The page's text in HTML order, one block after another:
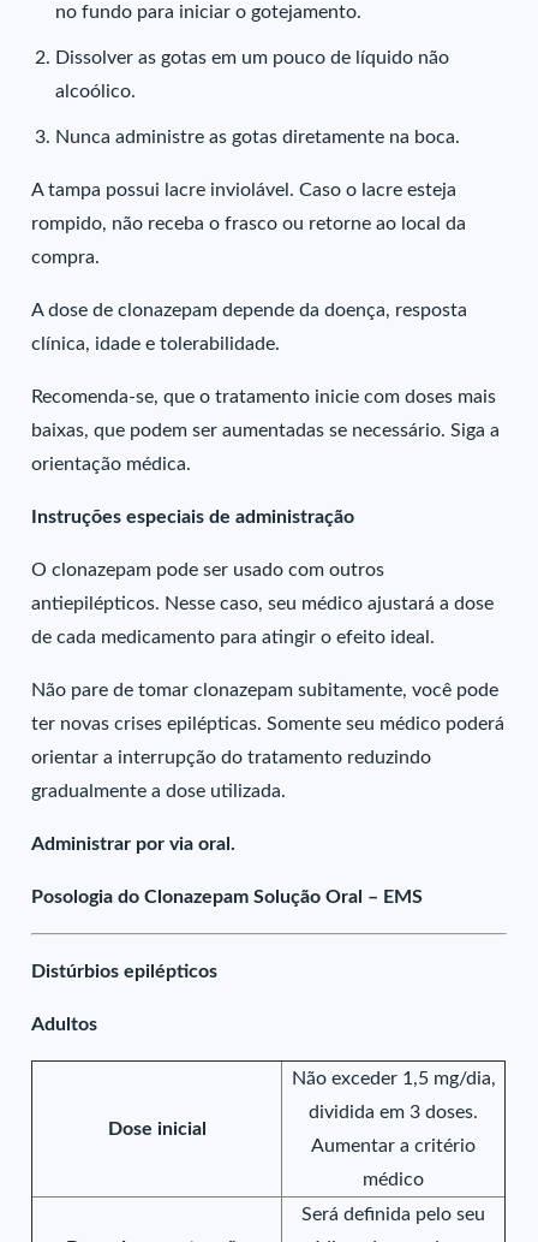
no fundo para iniciar o gotejamento.
Dissolver as gotas em um pouco de líquido não
alcoólico.
Nunca administre as gotas diretamente na boca.
A tampa possui lacre inviolável. Caso o lacre esteja
rompido, não receba o frasco ou retorne ao local da
compra.
A dose de clonazepam depende da doença, resposta
clínica, idade e tolerabilidade.
Recomenda-se, que o tratamento inicie com doses mais
baixas, que podem ser aumentadas se necessário. Siga a
orientação médica.
Instruções especiais de administração
O clonazepam pode ser usado com outros
antiepilépticos. Nesse caso, seu médico ajustará a dose
de cada medicamento para atingir o efeito ideal.
Não pare de tomar clonazepam subitamente, você pode
ter novas crises epilépticas. Somente seu médico poderá
orientar a interrupção do tratamento reduzindo
gradualmente a dose utilizada.
Administrar por via oral.
Posologia do Clonazepam Solução Oral – EMS
Distúrbios epilépticos
Adultos
Dose inicial
Não exceder 1,5 mg/dia,
dividida em 3 doses.
Aumentar a critério
médico
Será definida pelo seu